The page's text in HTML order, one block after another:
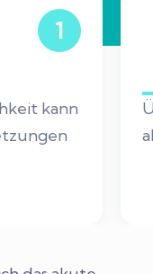
1
kann